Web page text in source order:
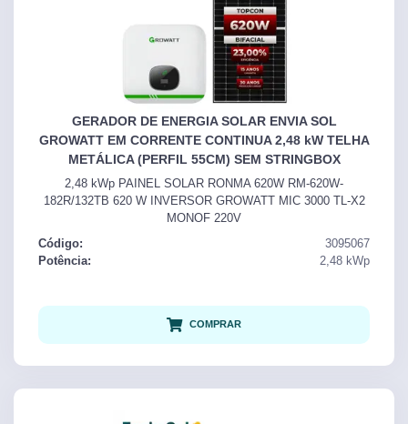
GERADOR DE ENERGIA SOLAR ENVIA SOL
GROWATT EM CORRENTE CONTINUA 2,48 kW TELHA
METÁLICA (PERFIL 55CM) SEM STRINGBOX
2,48 kWp PAINEL SOLAR RONMA 620W RM-620W-
182R/132TB 620 W INVERSOR GROWATT MIC 3000 TL-X2
MONOF 220V
Código:
3095067
Potência:
2,48 kWp
COMPRAR